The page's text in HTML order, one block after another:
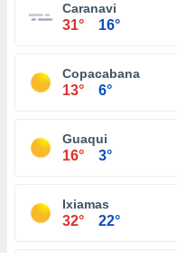
Caranavi
31° 16°
Copacabana
13° 6°
Guaqui
16° 3°
Ixiamas
32° 22°